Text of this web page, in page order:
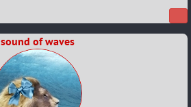
sound of waves